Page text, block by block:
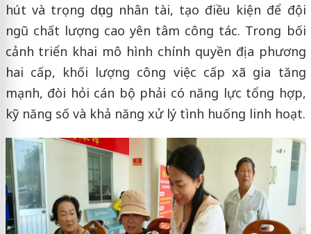
hút và trọng dụng nhân tài, tạo điều kiện để đội
ngũ chất lượng cao yên tâm công tác. Trong bối
cảnh triển khai mô hình chính quyền địa phương
hai cấp, khối lượng công việc cấp xã gia tăng
mạnh, đòi hỏi cán bộ phải có năng lực tổng hợp,
kỹ năng số và khả năng xử lý tình huống linh hoạt.